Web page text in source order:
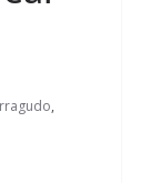
,